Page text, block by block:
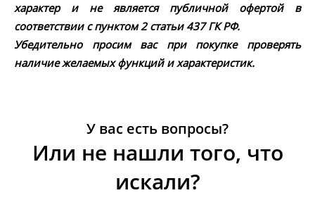
характер и не является публичной офертой в
соответствии с пунктом 2 статьи 437 ГК РФ.
Убедительно просим вас при покупке проверять
наличие желаемых функций и характеристик.
У вас есть вопросы?
Или не нашли того, что
искали?